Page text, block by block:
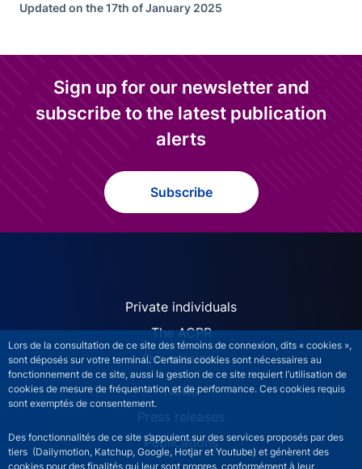
Lors de la consultation de ce site des témoins de connexion, dits « cookies »,
sont déposés sur votre terminal. Certains cookies sont nécessaires au
fonctionnement de ce site, aussi la gestion de ce site requiert l’utilisation de
cookies de mesure de fréquentation et de performance. Ces cookies requis
sont exemptés de consentement.
Des fonctionnalités de ce site s’appuient sur des services proposés par des
tiers (Dailymotion, Katchup, Google, Hotjar et Youtube) et génèrent des
cookies pour des finalités qui leur sont propres, conformément à leur
Updated on the 17th of January 2025
Sign up for our newsletter and
subscribe to the latest publication
alerts
Subscribe
ACPR site navigation
Private individuals
The ACPR
Our missions
News
Press releases
Publications